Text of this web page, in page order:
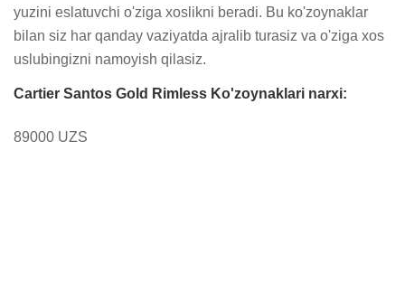
yuzini eslatuvchi o'ziga xoslikni beradi. Bu ko'zoynaklar
bilan siz har qanday vaziyatda ajralib turasiz va o'ziga xos
uslubingizni namoyish qilasiz.
Cartier Santos Gold Rimless Ko'zoynaklari narxi:
89000 UZS